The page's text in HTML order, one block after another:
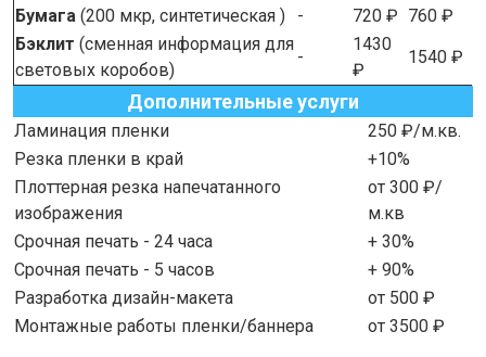
Бумага (200 мкр, синтетическая ) - 720 ₽ 760 ₽
Бэклит (сменная информация для
световых коробов)
-
1430
₽
1540 ₽
Дополнительные услуги
Ламинация пленки
250 ₽/м.кв.
Резка пленки в край
+10%
Плоттерная резка напечатанного
изображения
от 300 ₽/
м.кв
Срочная печать - 24 часа
+ 30%
Срочная печать - 5 часов
+ 90%
Разработка дизайн-макета
от 500 ₽
Монтажные работы пленки/баннера
от 3500 ₽